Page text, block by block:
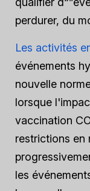
perdurer, du
Les activités
événements
nouvelle
lorsque
vaccination
restrictions en
les